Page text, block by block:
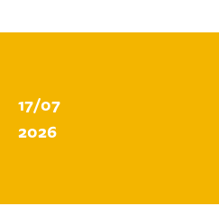
17/07
2026